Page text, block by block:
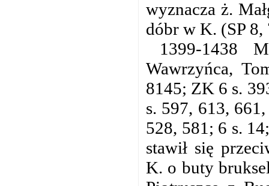
wyznacza ż.
dóbr w K. (SP 8,
1399-1438
Wawrzyńca,
8145; ZK 6 s.
s. 597, 613,
528, 581; 6 s.
stawił się
K. o buty